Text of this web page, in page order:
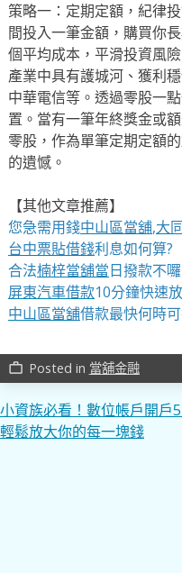
策略一：定期定額，紀律
間投入一筆金額，購買你
個平均成本，平滑投資風
產業中具有護城河、獲利
中華電信等。透過零股一
置。當有一筆年終獎金或
零股，作為單筆定期定額
的遺憾。
【其他文章推薦】
您急需用錢中山區當舖,大
台中票貼借錢利息如何算?
合法楠梓當舖當日撥款不
屏東汽車借款10分鐘快速
中山區當舖借款最快何時
work_outline Posted in 當舖金融
文
章
小資族必看！數位帳戶開戶
輕鬆放大你的每一塊錢